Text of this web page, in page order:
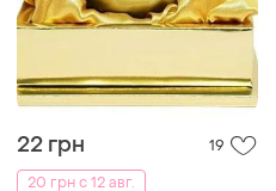
22 грн
19
20 грн с 12 авг.